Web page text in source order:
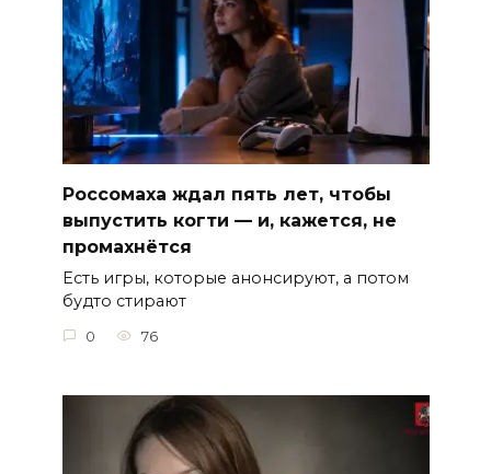
Россомаха ждал пять лет, чтобы
выпустить когти — и, кажется, не
промахнётся
Есть игры, которые анонсируют, а потом
будто стирают
0 76